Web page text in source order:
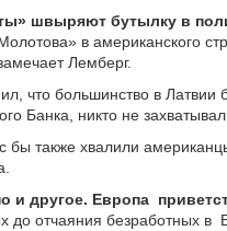
швыряют бутылку в
в американского
Лемберг.
что большинство в
Банка, никто не
бы также хвалили
и другое. Европа
до отчаяния безработных в